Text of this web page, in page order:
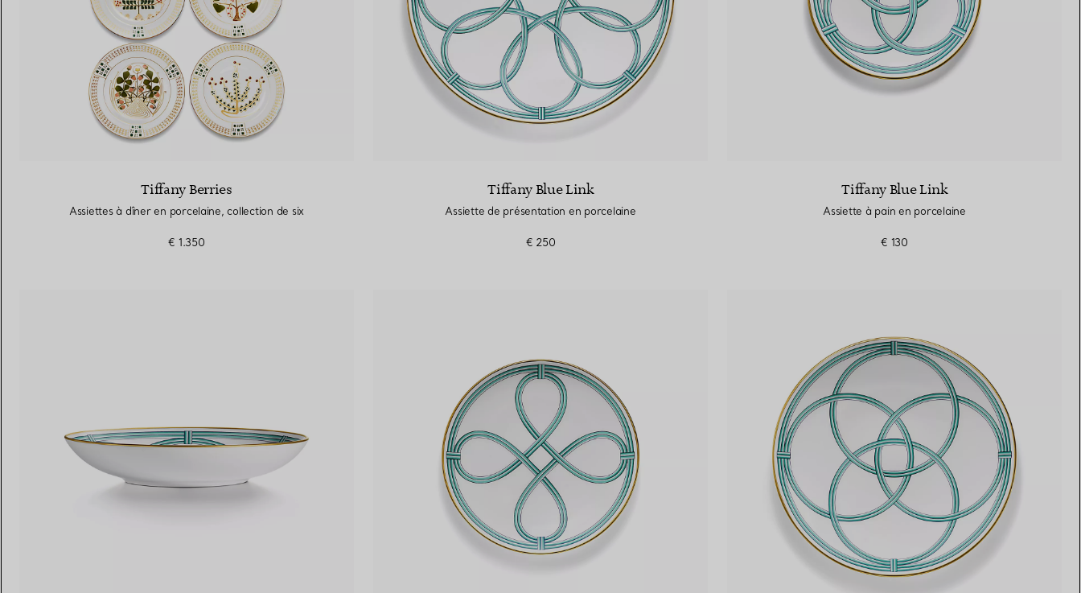
Tiffany Berries
Assiettes à dîner en porcelaine, collection de six
€ 1.350
Tiffany Blue Link
Assiette de présentation en porcelaine
€ 250
Tiffany Blue Link
Assiette à pain en porcelaine
€ 130